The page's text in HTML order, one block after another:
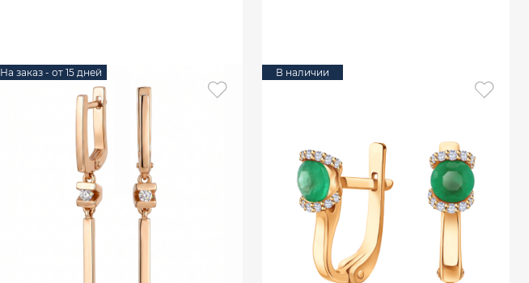
На заказ - от 15 дней В наличии